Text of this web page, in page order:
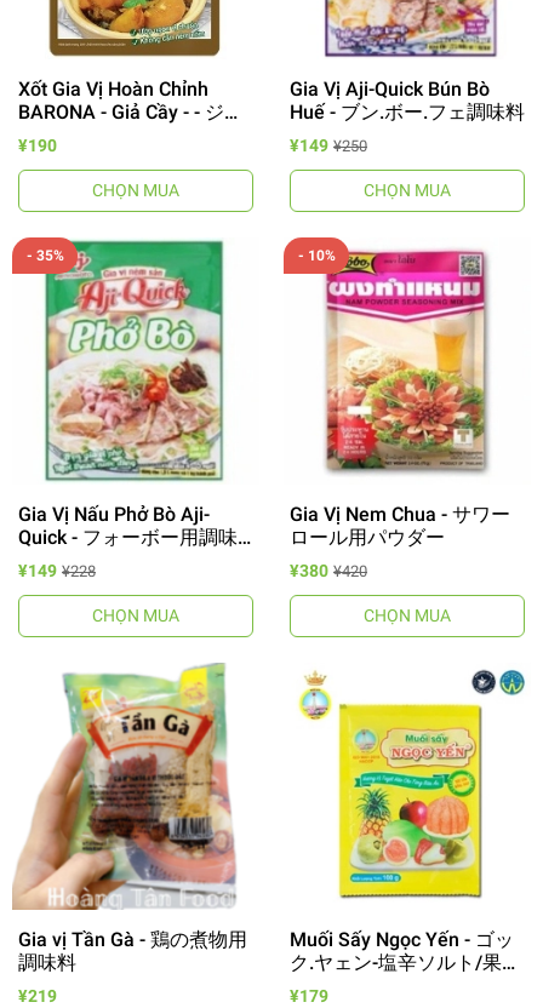
Xốt Gia Vị Hoàn Chỉnh
BARONA - Giả Cầy - - ジャ.
カイ用ソース
¥190
CHỌN MUA
Gia Vị Aji-Quick Bún Bò
Huế - ブン.ボー.フェ調味料
¥149 ¥250
CHỌN MUA
- 35%
Gia Vị Nấu Phở Bò Aji-
Quick - フォーボー用調味
料
¥149 ¥228
CHỌN MUA
- 10%
Gia Vị Nem Chua - サワー
ロール用パウダー
¥380 ¥420
CHỌN MUA
Gia vị Tần Gà - 鶏の煮物用
調味料
¥219
Muối Sấy Ngọc Yến - ゴッ
ク.ヤェン-塩辛ソルト/果物
付け用塩
¥179